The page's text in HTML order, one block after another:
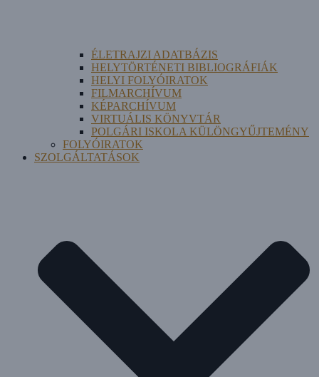
ÉLETRAJZI ADATBÁZIS
HELYTÖRTÉNETI BIBLIOGRÁFIÁK
HELYI FOLYÓIRATOK
FILMARCHÍVUM
KÉPARCHÍVUM
VIRTUÁLIS KÖNYVTÁR
POLGÁRI ISKOLA KÜLÖNGYŰJTEMÉNY
FOLYÓIRATOK
SZOLGÁLTATÁSOK